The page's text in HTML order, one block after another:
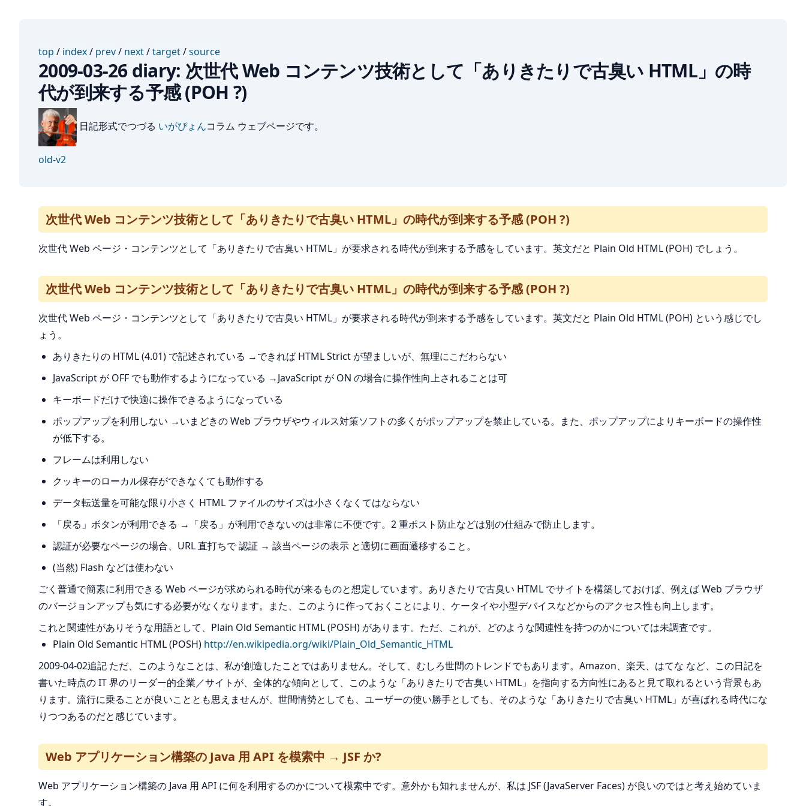
top / index/ prev/ next/target/source
2009-03-26 diary: 次世代 Web コンテンツ技術として「ありきたりで古臭い HTML」の時
代が到来する予感 (POH ?)
日記形式でつづる いがぴょんコラム ウェブページです。
old-v2
次世代 Web コンテンツ技術として「ありきたりで古臭い HTML」の時代が到来する予感 (POH ?)
次世代 Web ページ・コンテンツとして「ありきたりで古臭い HTML」が要求される時代が到来する予感をしています。英文だと Plain Old HTML (POH) でしょう。
次世代 Web コンテンツ技術として「ありきたりで古臭い HTML」の時代が到来する予感 (POH ?)
次世代 Web ページ・コンテンツとして「ありきたりで古臭い HTML」が要求される時代が到来する予感をしています。英文だと Plain Old HTML (POH) という感じでし
ょう。
ありきたりの HTML (4.01) で記述されている →できれば HTML Strict が望ましいが、無理にこだわらない
JavaScript が OFF でも動作するようになっている →JavaScript が ON の場合に操作性向上されることは可
キーボードだけで快適に操作できるようになっている
ポップアップを利用しない →いまどきの Web ブラウザやウィルス対策ソフトの多くがポップアップを禁止している。また、ポップアップによりキーボードの操作性
が低下する。
フレームは利用しない
クッキーのローカル保存ができなくても動作する
データ転送量を可能な限り小さく HTML ファイルのサイズは小さくなくてはならない
「戻る」ボタンが利用できる →「戻る」が利用できないのは非常に不便です。2 重ポスト防止などは別の仕組みで防止します。
認証が必要なページの場合、URL 直打ちで 認証 → 該当ページの表示 と適切に画面遷移すること。
(当然) Flash などは使わない
ごく普通で簡素に利用できる Web ページが求められる時代が来るものと想定しています。ありきたりで古臭い HTML でサイトを構築しておけば、例えば Web ブラウザ
のバージョンアップも気にする必要がなくなります。また、このように作っておくことにより、ケータイや小型デバイスなどからのアクセス性も向上します。
これと関連性がありそうな用語として、Plain Old Semantic HTML (POSH) があります。ただ、これが、どのような関連性を持つのかについては未調査です。
Plain Old Semantic HTML (POSH) http://en.wikipedia.org/wiki/Plain_Old_Semantic_HTML
2009-04-02追記 ただ、このようなことは、私が創造したことではありません。そして、むしろ世間のトレンドでもあります。Amazon、楽天、はてな など、この日記を
書いた時点の IT 界のリーダー的企業／サイトが、全体的な傾向として、このような「ありきたりで古臭い HTML」を指向する方向性にあると見て取れるという背景もあ
ります。流行に乗ることが良いこととも思えませんが、世間情勢としても、ユーザーの使い勝手としても、そのような「ありきたりで古臭い HTML」が喜ばれる時代にな
りつつあるのだと感じています。
Web アプリケーション構築の Java 用 API を模索中 → JSF か?
Web アプリケーション構築の Java 用 API に何を利用するのかについて模索中です。意外かも知れませんが、私は JSF (JavaServer Faces) が良いのではと考え始めていま
す。